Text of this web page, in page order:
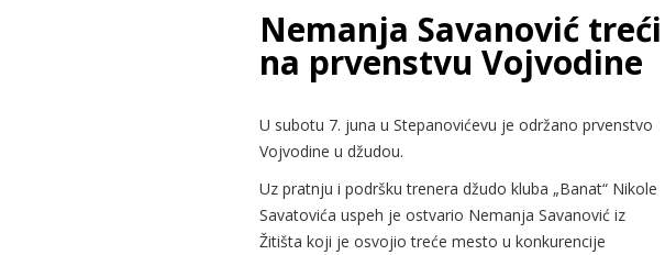
Nemanja Savanović treći
na prvenstvu Vojvodine
U subotu 7. juna u Stepanovićevu je održano prvenstvo
Vojvodine u džudou.
Uz pratnju i podršku trenera džudo kluba „Banat“ Nikole
Savatovića uspeh je ostvario Nemanja Savanović iz
Žitišta koji je osvojio treće mesto u konkurencije